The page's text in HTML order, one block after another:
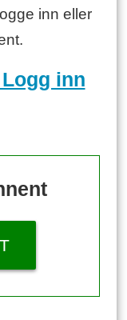
inn eller
inn